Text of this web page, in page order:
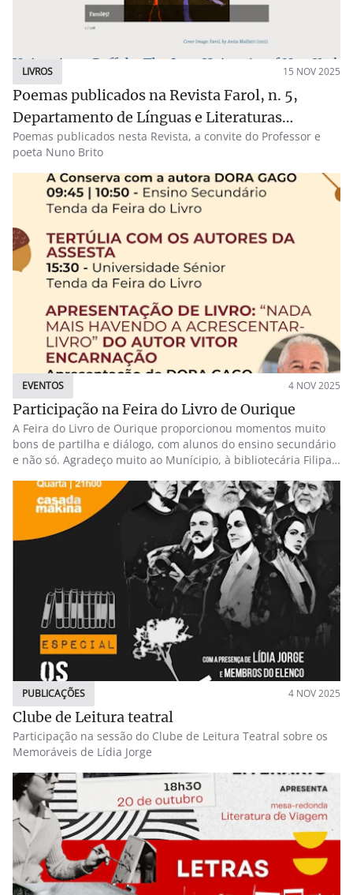
LIVROS 15 NOV 2025
Poemas publicados na Revista Farol, n. 5,
Departamento de Línguas e Literaturas
Românicas da Universidade de Buffalo, Estados
Unidos
Poemas publicados nesta Revista, a convite do Professor e
poeta Nuno Brito
EVENTOS 4 NOV 2025
Participação na Feira do Livro de Ourique
A Feira do Livro de Ourique proporcionou momentos muito
bons de partilha e diálogo, com alunos do ensino secundário
e não só. Agradeço muito ao Munícipio, à bibliotecária Filipa
Vitor Encarnação, a quem felicito por mais um excelente livro.
PUBLICAÇÕES 4 NOV 2025
Clube de Leitura teatral
Participação na sessão do Clube de Leitura Teatral sobre os
Memoráveis de Lídia Jorge